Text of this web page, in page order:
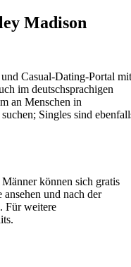
Madison
Casual-Dating-Portal mit
im deutschsprachigen
an Menschen in
Singles sind
können sich gratis
und nach der
Für weitere